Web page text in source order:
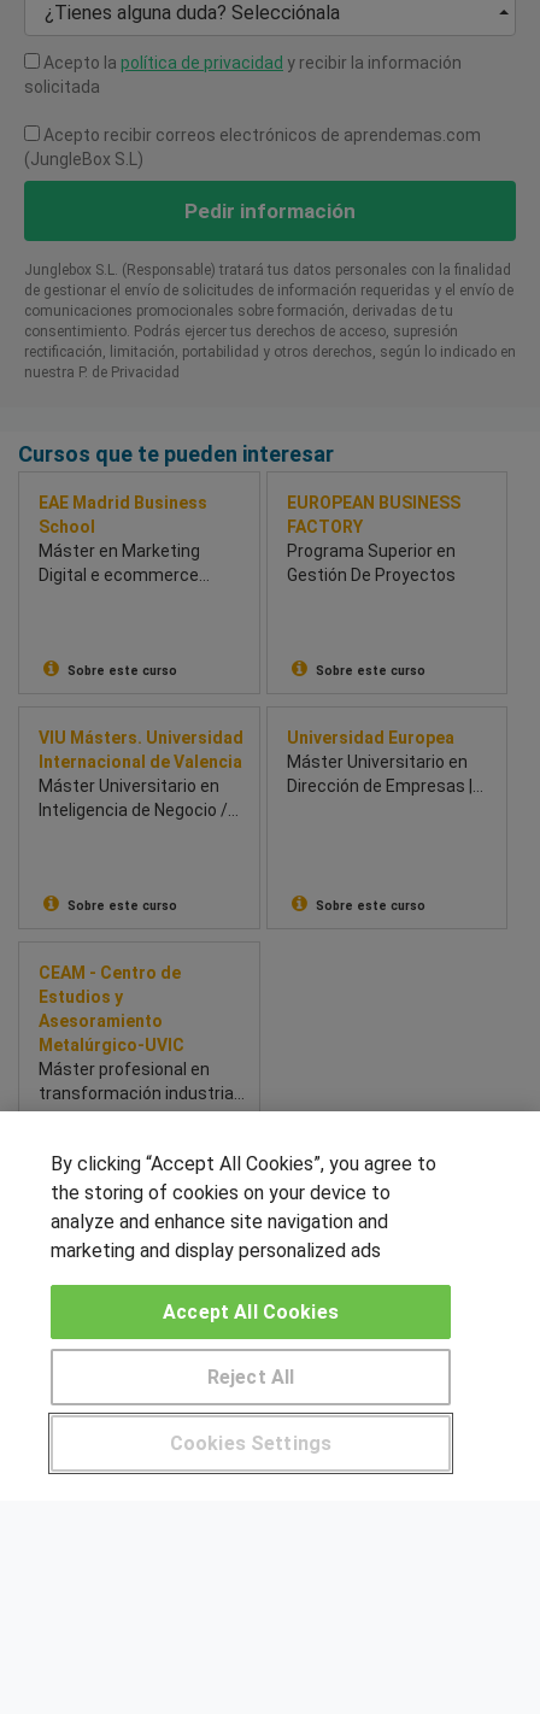
¿Tienes alguna duda? Selecciónala
Acepto la política de privacidad y recibir la información
solicitada
Acepto recibir correos electrónicos de aprendemas.com
(JungleBox S.L)
Pedir información
Junglebox S.L. (Responsable) tratará tus datos personales con la finalidad
de gestionar el envío de solicitudes de información requeridas y el envío de
comunicaciones promocionales sobre formación, derivadas de tu
consentimiento. Podrás ejercer tus derechos de acceso, supresión
rectificación, limitación, portabilidad y otros derechos, según lo indicado en
nuestra P. de Privacidad​
Cursos que te pueden interesar
EAE Madrid Business
School
Máster en Marketing
Digital e ecommerce
Sobre este curso
EUROPEAN BUSINESS
FACTORY
Programa Superior en
Gestión De Proyectos
Sobre este curso
VIU Másters. Universidad
Internacional de Valencia
Máster Universitario en
Inteligencia de Negocio /
Sobre este curso
Universidad Europea
Máster Universitario en
Dirección de Empresas |
Sobre este curso
CEAM - Centro de
Estudios y
Asesoramiento
Metalúrgico-UVIC
Máster profesional en
transformación industrial:
innovación, Lean y
Pide más información al centro
¿Tienes alguna duda? 900 264 357
SÍGUENOS EN LAS REDES
OTROS GRUPOS DE INTERES
Muro de los idiomas
Hablemos de empleo
Locos por las becas
By clicking “Accept All Cookies”, you agree to
the storing of cookies on your device to
analyze and enhance site navigation and
marketing and display personalized ads
Cookies Settings
Reject All
Accept All Cookies